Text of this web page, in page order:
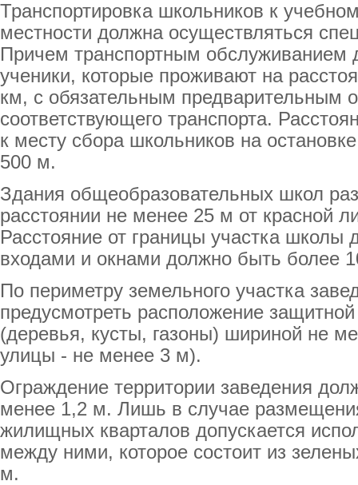
Транспортировка школьников к
местности должна осуществляться
Причем транспортным обслуживанием
ученики, которые проживают на
км, с обязательным предварительным
соответствующего транспорта.
к месту сбора школьников на
500 м.
Здания общеобразовательных школ
расстоянии не менее 25 м от красной
Расстояние от границы участка
входами и окнами должно быть более
По периметру земельного участка
предусмотреть расположение
(деревья, кусты, газоны) шириной не
улицы - не менее 3 м).
Ограждение территории заведения
менее 1,2 м. Лишь в случае
жилищных кварталов допускается
между ними, которое состоит из
м.